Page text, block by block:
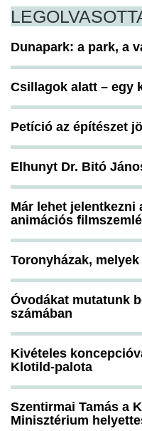
Dunapark: a park, a
Csillagok alatt – egy
Petíció az építészet
Elhunyt Dr. Bitó
Már lehet jelentkezni
animációs
Toronyházak,
Óvodákat mutatunk
számában
Kivételes
Klotild-palota
Szentirmai Tamás a
Minisztérium